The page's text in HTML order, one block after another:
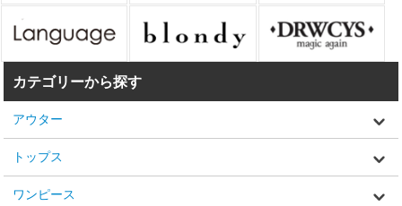
カテゴリーから探す
アウター
トップス
ワンピース